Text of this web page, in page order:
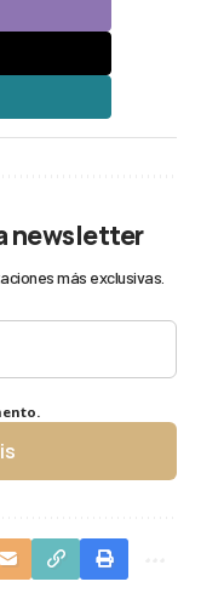
newsletter
más exclusivas.